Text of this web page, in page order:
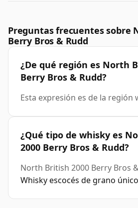
Preguntas frecuentes sobre
Berry Bros & Rudd
¿De qué región es North
Berry Bros & Rudd?
Esta expresión es de la región
¿Qué tipo de whisky es
2000 Berry Bros & Rudd?
North British 2000 Berry Bros
Whisky escocés de grano único